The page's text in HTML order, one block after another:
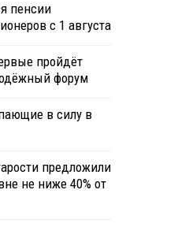
пенсии
с 1 августа
пройдёт
форум
в силу в
предложили
не ниже 40% от